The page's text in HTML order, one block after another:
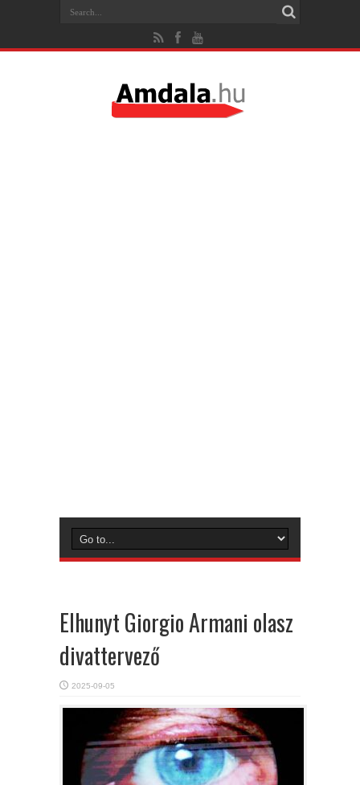
Elhunyt Giorgio Armani olasz
divattervező
2025-09-05